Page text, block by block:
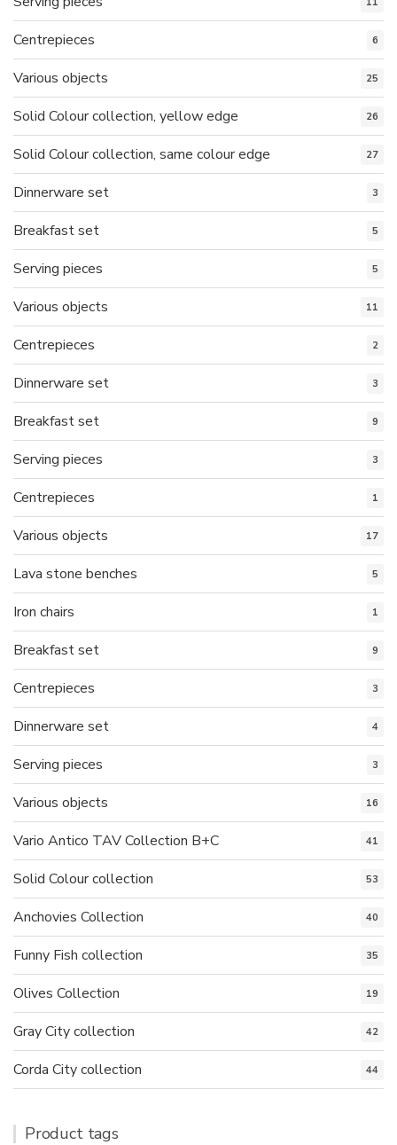
Centrepieces 6
Various objects 25
Solid Colour collection, yellow edge 26
Solid Colour collection, same colour edge 27
Dinnerware set 3
Breakfast set 5
Serving pieces 5
Various objects 11
Centrepieces 2
Dinnerware set 3
Breakfast set 9
Serving pieces 3
Centrepieces 1
Various objects 17
Lava stone benches 5
Iron chairs 1
Breakfast set 9
Centrepieces 3
Dinnerware set 4
Serving pieces 3
Various objects 16
Vario Antico TAV Collection B+C 41
Solid Colour collection 53
Anchovies Collection 40
Funny Fish collection 35
Olives Collection 19
Gray City collection 42
Corda City collection 44
Product tags